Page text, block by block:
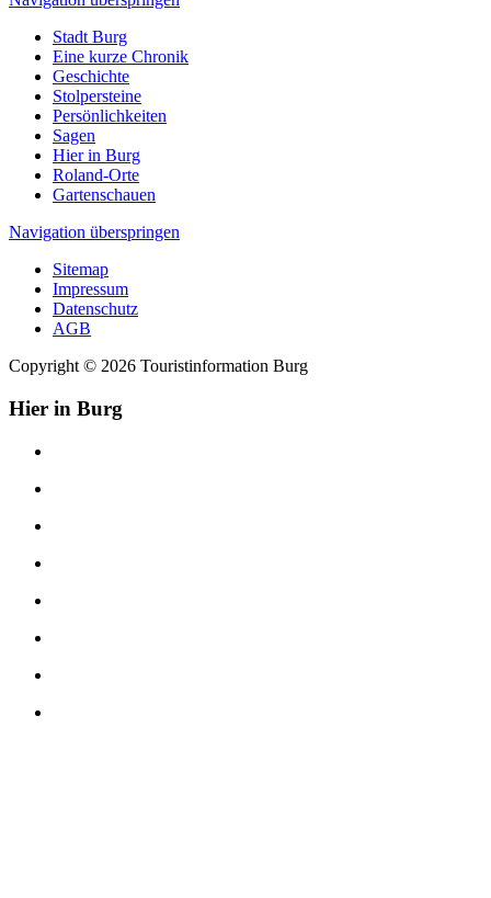
Stadt Burg
Eine kurze Chronik
Geschichte
Stolpersteine
Persönlichkeiten
Sagen
Hier in Burg
Roland-Orte
Gartenschauen
Navigation überspringen
Sitemap
Impressum
Datenschutz
AGB
Copyright © 2026 Touristinformation Burg
Hier in Burg